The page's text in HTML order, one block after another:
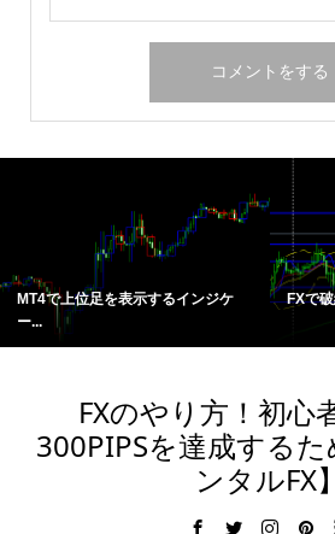
MT4で上位足を表示するインジケ
ー...
FXで
FXのやり方！初心
300PIPSを達成する
ンタルFX】